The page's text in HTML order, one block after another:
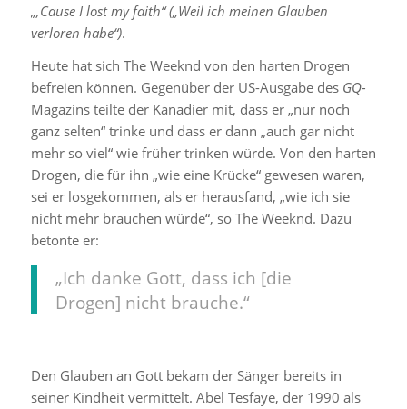
„‚Cause I lost my faith“ („Weil ich meinen Glauben
verloren habe“).
Heute hat sich The Weeknd von den harten Drogen
befreien können. Gegenüber der US-Ausgabe des GQ-
Magazins teilte der Kanadier mit, dass er „nur noch
ganz selten“ trinke und dass er dann „auch gar nicht
mehr so viel“ wie früher trinken würde. Von den harten
Drogen, die für ihn „wie eine Krücke“ gewesen waren,
sei er losgekommen, als er herausfand, „wie ich sie
nicht mehr brauchen würde“, so The Weeknd. Dazu
betonte er:
„Ich danke Gott, dass ich [die
Drogen] nicht brauche.“
Den Glauben an Gott bekam der Sänger bereits in
seiner Kindheit vermittelt. Abel Tesfaye, der 1990 als